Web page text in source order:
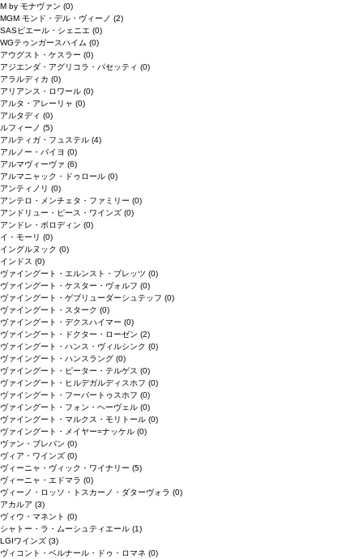
M by モナヴァン (0)
MGM モンド・デル・ヴィーノ (2)
SASピエール・シェニエ (0)
WGテゥンガースハイム (0)
アウグスト・ケスラー (0)
アジエンダ・アグリコラ・パセッティ (0)
アラルディカ (0)
アリアンス・ロワール (0)
アルタ・アレーリャ (0)
アルタディ (0)
ルフィーノ (5)
アルティガ・フュステル (4)
アルノー・バイヨ (0)
アルマヴィーヴァ (6)
アルマニャック・ドゥロール (0)
アンティノリ (0)
アンテロ・メンチェタ・ファミリー (0)
アンドリュー・ピース・ワインズ (0)
アンドレ・ボロディン (0)
イ・モーリ (0)
イングルヌック (0)
インドス (0)
ヴァイングート・エルンスト・ブレッツ (0)
ヴァイングート・ケスター・ヴォルフ (0)
ヴァイングート・ゲブリューダーシュテッフ (0)
ヴァイングート・スターク (0)
ヴァイングート・デクスハイマー (0)
ヴァイングート・ドクター・ローゼン (2)
ヴァイングート・ハンス・ヴィルシンク (0)
ヴァイングート・ハンスラング (0)
ヴァイングート・ピーター・テルゲス (0)
ヴァイングート・ヒルデガルディスホフ (0)
ヴァイングート・フーバートゥスホフ (0)
ヴァイングート・フォン・ヘーヴェル (0)
ヴァイングート・マルクス・モリトール (0)
ヴァイングート・メイヤー=ナッケル (0)
ヴァン・ブレバン (0)
ヴィア・ワインズ (0)
ヴィーニャ・ヴィック・ワイナリー (5)
ヴィーニャ・エドマラ (0)
ヴィーノ・ロッソ・トスカーノ・ダターヴォラ (0)
アカルア (3)
ヴィウ・マネント (0)
シャトー・ラ・ムーシュティエール (1)
LGIワインズ (3)
ヴィコント・ベルナール・ドゥ・ロマネ (0)